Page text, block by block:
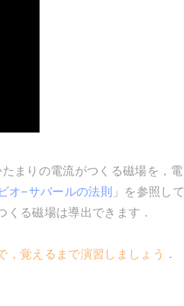
まりの電流がつくる磁場を，電
オ−サバールの法則 」を参照して
る磁場は導出できます．
，覚えるまで演習しましょう ．